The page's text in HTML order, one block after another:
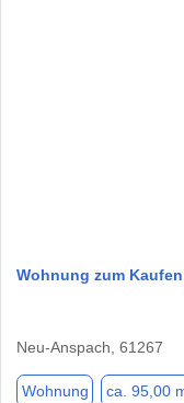
Wohnung zum
Neu-Anspach, 61267
Wohnung ca. 95,00